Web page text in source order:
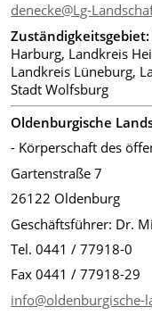
denecke@Lg-
Zuständigkeitsgebiet:
Harburg, Landkreis
Landkreis Lüneburg,
Stadt Wolfsburg
Oldenburgische
- Körperschaft des
Gartenstraße 7
26122 Oldenburg
Geschäftsführer: Dr.
Tel. 0441 / 77918-0
Fax 0441 / 77918-29
info@oldenburgische-